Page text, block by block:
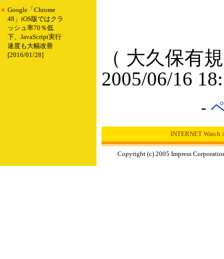
■ Google「Chrome
48」iOS版ではクラ
ッシュ率70％低
下、JavaScript実行
速度も大幅改善
[2016/01/28]
（ 大久保有
2005/06/16
-
INTERNET Watch
Copyright (c) 2005 Impress